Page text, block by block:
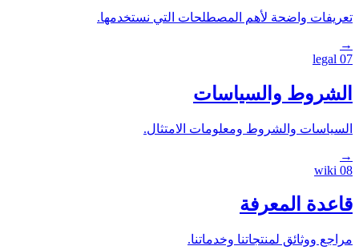
تعريفات واضحة لأهم المصطلحات التي نستخدمها.
→
legal 07
الشروط والسياسات
السياسات والشروط ومعلومات الامتثال.
→
wiki 08
قاعدة المعرفة
مراجع ووثائق لمنتجاتنا وخدماتنا.